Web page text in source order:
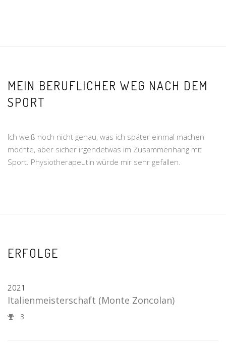
MEIN BERUFLICHER WEG NACH DEM
SPORT
Ich weiß noch nicht genau, was ich später einmal machen
möchte, aber sicher irgendetwas im Zusammenhang mit
Sport. Physiotherapeutin würde mir sehr gefallen.
ERFOLGE
2021
Italienmeisterschaft (Monte Zoncolan)
3